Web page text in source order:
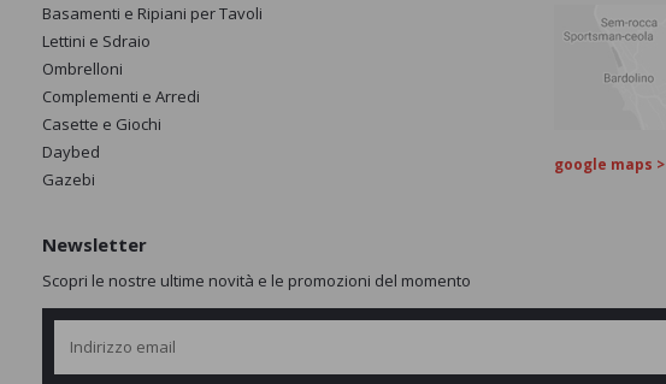
Basamenti e Ripiani per Tavoli
Lettini e Sdraio
Ombrelloni
Complementi e Arredi
Casette e Giochi
Daybed
Gazebi
google maps >
Newsletter
Scopri le nostre ultime novità e le promozioni del momento